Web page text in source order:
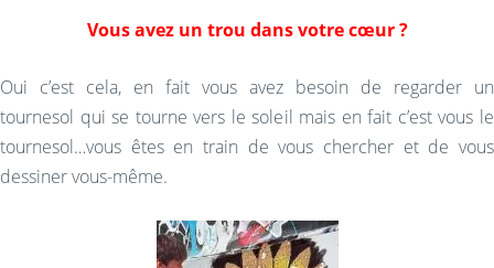
Vous avez un trou dans votre cœur ?
Oui c’est cela, en fait vous avez besoin de regarder un
tournesol qui se tourne vers le soleil mais en fait c’est vous le
tournesol…vous êtes en train de vous chercher et de vous
dessiner vous-même.